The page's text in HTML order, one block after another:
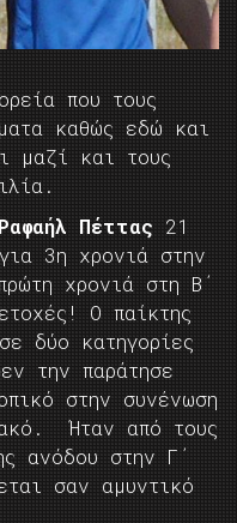
που τους
καθώς εδώ και
μαζί και τους
Ραφαήλ Πέττας 21
3η χρονιά στην
χρονιά στη Β΄
Ο παίκτης
δύο κατηγορίες
την παράτησε
στην συνένωση
Ήταν από τους
ανόδου στην Γ΄
σαν αμυντικό